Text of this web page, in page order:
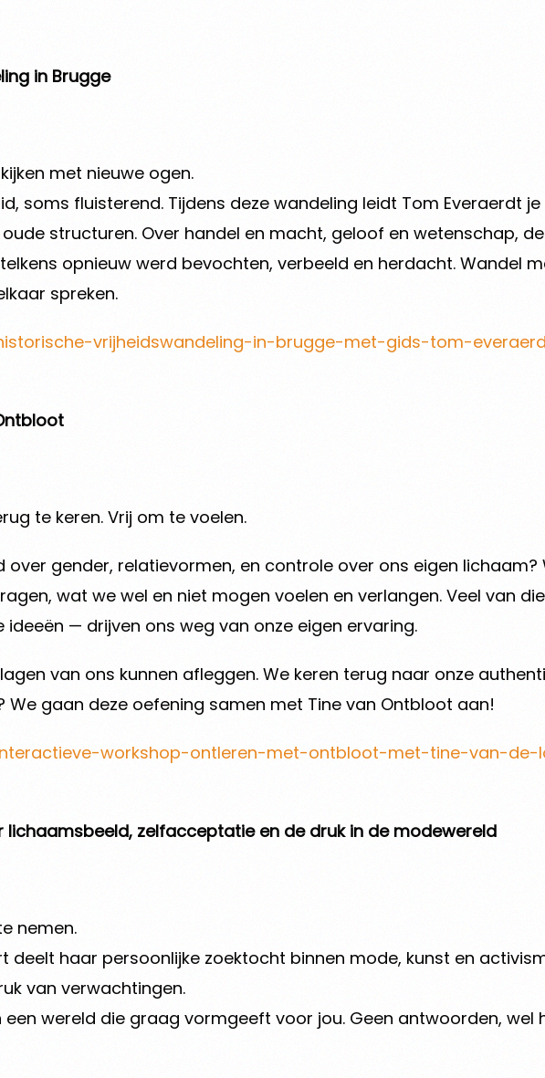
in Brugge
met nieuwe ogen.
soms fluisterend. Tijdens deze wandeling leidt Tom Everaerdt
structuren. Over handel en macht, geloof en wetenschap,
opnieuw werd bevochten, verbeeld en herdacht. Wandel
spreken.
vrijheidswandeling-in-brugge-met-gids-tom-
te keren. Vrij om te voelen.
gender, relatievormen, en controle over ons eigen lichaam?
wat we wel en niet mogen voelen en verlangen. Veel van
— drijven ons weg van onze eigen ervaring.
van ons kunnen afleggen. We keren terug naar onze
gaan deze oefening samen met Tine van Ontbloot aan!
workshop-ontleren-met-ontbloot-met-tine-van-de-
lichaamsbeeld, zelfacceptatie en de druk in de modewereld
nemen.
deelt haar persoonlijke zoektocht binnen mode, kunst en
van verwachtingen.
een wereld die graag vormgeeft voor jou. Geen antwoorden, wel